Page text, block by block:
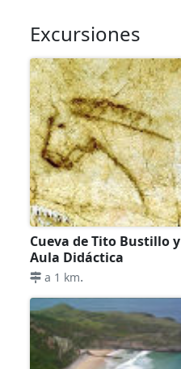
Excursiones
Cueva de Tito Bustillo y
Aula Didáctica
a 1 km.